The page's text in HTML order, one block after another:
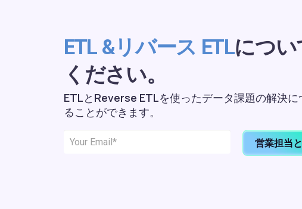
ETL &リバース ETLにつ
ください。
ETLとReverse ETLを使ったデータ課題の解決
ることができます。
営業担当